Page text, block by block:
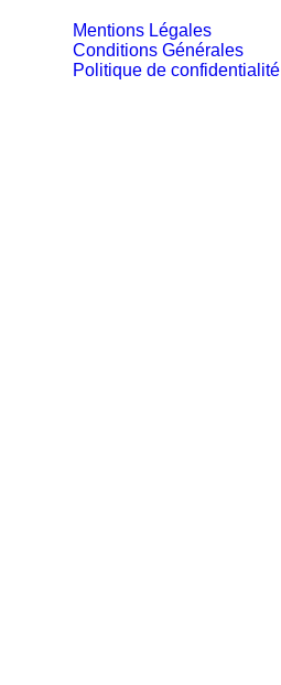
Mentions Légales
Conditions Générales
Politique de confidentialité